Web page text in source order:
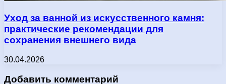
Уход за ванной из искусственного камня:
практические рекомендации для
сохранения внешнего вида
30.04.2026
Добавить комментарий